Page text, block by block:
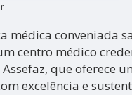
médica conveniada
centro médico
que oferece
excelência e